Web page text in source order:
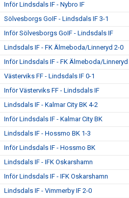
Inför Lindsdals IF - Nybro IF
Sölvesborgs GoIF - Lindsdals IF 3-1
Inför Sölvesborgs GoIF - Lindsdals IF
Lindsdals IF - FK Älmeboda/Linneryd 2-0
Inför Lindsdals IF - FK Älmeboda/Linneryd
Västerviks FF - Lindsdals IF 0-1
Inför Västerviks FF - Lindsdals IF
Lindsdals IF - Kalmar City BK 4-2
Inför Lindsdals IF - Kalmar City BK
Lindsdals IF - Hossmo BK 1-3
Inför Lindsdals IF - Hossmo BK
Lindsdals IF - IFK Oskarshamn
Inför Lindsdals IF - IFK Oskarshamn
Lindsdals IF - Vimmerby IF 2-0